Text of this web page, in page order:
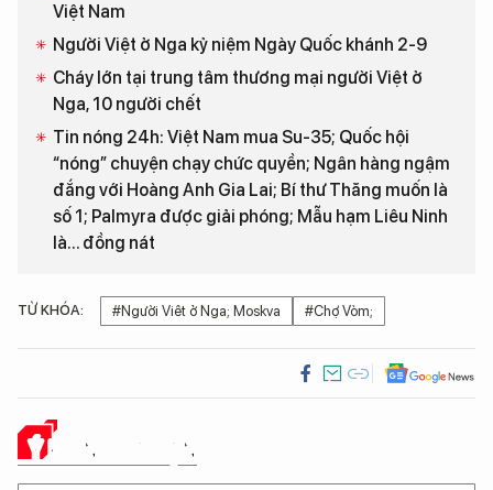
Việt Nam
Người Việt ở Nga kỷ niệm Ngày Quốc khánh 2-9
Cháy lớn tại trung tâm thương mại người Việt ở
Nga, 10 người chết
Tin nóng 24h: Việt Nam mua Su-35; Quốc hội
“nóng” chuyện chạy chức quyền; Ngân hàng ngậm
đắng với Hoàng Anh Gia Lai; Bí thư Thăng muốn là
số 1; Palmyra được giải phóng; Mẫu hạm Liêu Ninh
là... đồng nát
TỪ KHÓA: #Người Viêt ở Nga; Moskva #Chợ Vòm;
Ý KIẾN CỦA BẠN